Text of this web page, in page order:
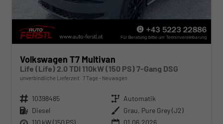
Volkswagen T7 Multivan
Life (Life) 2.0 TDI 110kW (150 PS) 7-Gang DSG
unverbindliche Lieferzeit: 7 Tage Neuwagen
Fahrzeugnr. 10398485 Getriebe Automatik
Kraftstoff Diesel Außenfarbe Grau, Pure Grey (J2)